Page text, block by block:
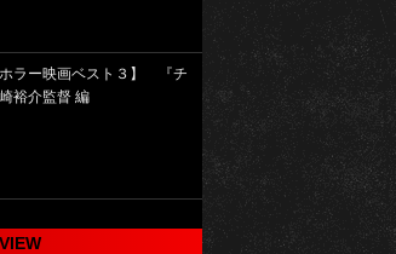
ホラー映画ベスト３】 『チ
裕介監督 編